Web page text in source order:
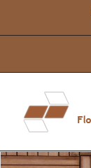
contenido